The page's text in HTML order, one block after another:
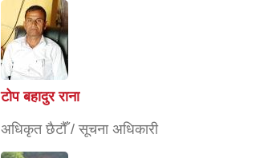
टोप बहादुर राना
अधिकृत छैटौँ / सूचना अधिकारी